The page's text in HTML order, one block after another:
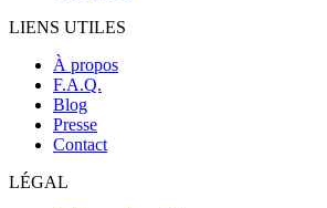
LIENS UTILES
À propos
F.A.Q.
Blog
Presse
Contact
LÉGAL